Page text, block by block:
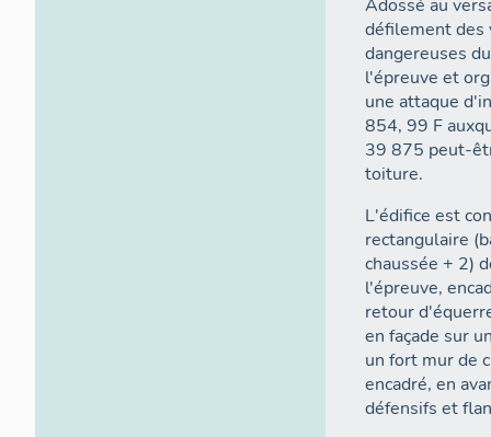
Adossé au
défilement des
dangereuses
l'épreuve et
une attaque
854, 99 F
39 875 peut-
toiture.
L'édifice est
rectangulaire
chaussée + 2)
l'épreuve,
retour
en façade sur
un fort mur de
encadré, en
défensifs et